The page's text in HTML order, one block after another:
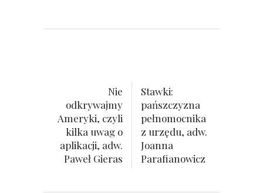
Nie
odkrywajmy
Ameryki, czyli
kilka uwag o
aplikacji, adw.
Paweł Gieras
Stawki:
pańszczyzna
pełnomocnika
z urzędu, adw.
Joanna
Parafianowicz